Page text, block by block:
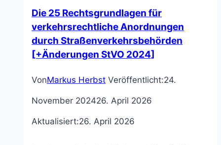
Die 25 Rechtsgrundlagen für
verkehrsrechtliche Anordnungen
durch Straßenverkehrsbehörden
[+Änderungen StVO 2024]
VonMarkus Herbst Veröffentlicht:24.
November 202426. April 2026
Aktualisiert:26. April 2026